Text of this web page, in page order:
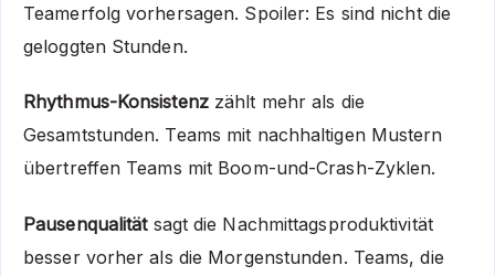
Teamerfolg vorhersagen. Spoiler: Es sind nicht die
geloggten Stunden.
Rhythmus-Konsistenzzählt mehr als die
Gesamtstunden. Teams mit nachhaltigen Mustern
übertreffen Teams mit Boom-und-Crash-Zyklen.
Pausenqualitätsagt die Nachmittagsproduktivität
besser vorher als die Morgenstunden. Teams, die